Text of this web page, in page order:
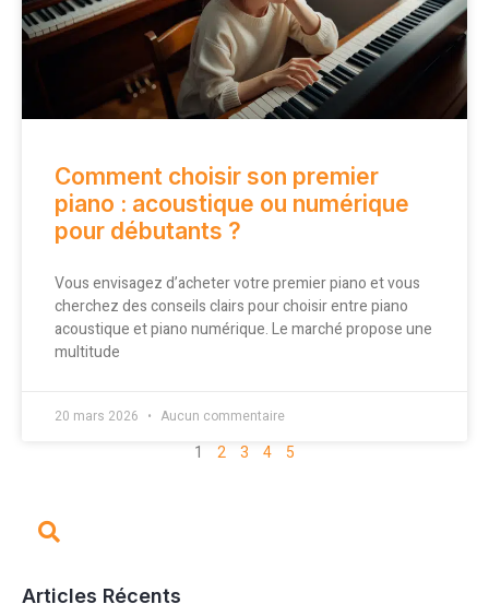
Comment choisir son premier
piano : acoustique ou numérique
pour débutants ?
Vous envisagez d’acheter votre premier piano et vous
cherchez des conseils clairs pour choisir entre piano
acoustique et piano numérique. Le marché propose une
multitude
20 mars 2026 Aucun commentaire
1 2 3 4 5
Articles Récents